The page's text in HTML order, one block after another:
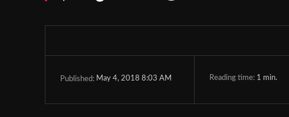
Published: May 4, 2018 8:03 AM Reading time: 1 min.